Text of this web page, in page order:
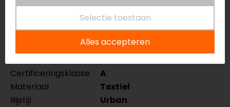
Naam
Provoke Motorjas
3301426
Merk
Alpinestars
Zwart-Grijs
Certificeringsklasse
A
Materiaal
Textiel
Rijstijl
Urban
Selectie toestaan
Alles accepteren